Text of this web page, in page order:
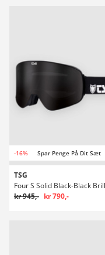
-16% Spar Penge På Dit Sæt
TSG
Four S Solid Black-Black
kr 945,- kr 790,-